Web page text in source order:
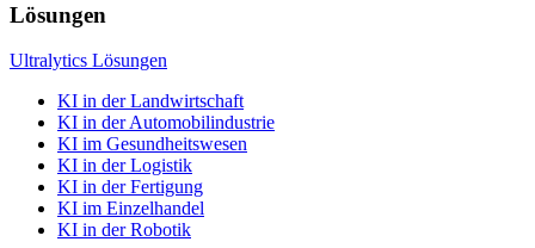
Lösungen
Ultralytics Lösungen
KI in der Landwirtschaft
KI in der Automobilindustrie
KI im Gesundheitswesen
KI in der Logistik
KI in der Fertigung
KI im Einzelhandel
KI in der Robotik